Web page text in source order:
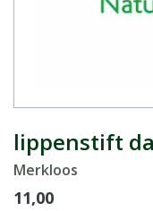
lippenstift
Merkloos
11,00